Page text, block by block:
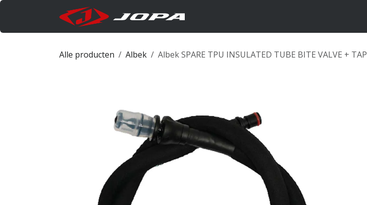
Overslaan naar inhoud
Alle producten Albek Albek SPARE TPU INSULATED TUBE BITE VALVE + TAP